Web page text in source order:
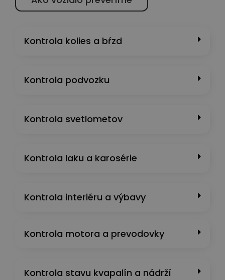
Kontrola kolies a bŕzd
Kontrola podvozku
Kontrola svetlometov
Kontrola laku a karosérie
Kontrola interiéru a výbavy
Kontrola motora a prevodovky
Kontrola stavu kvapalín a nádrží